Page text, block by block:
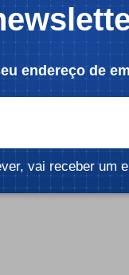
endereço de
vai receber um